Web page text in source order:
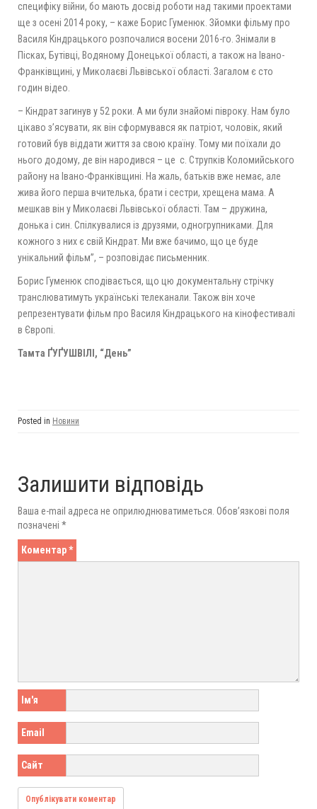
специфіку війни, бо мають досвід роботи над такими проектами
ще з осені 2014 року, – каже Борис Гуменюк. Зйомки фільму про
Василя Кіндрацького розпочалися восени 2016-го. Знімали в
Пісках, Бутівці, Водяному Донецької області, а також на Івано-
Франківщині, у Миколаєві Львівської області. Загалом є сто
годин відео.
– Кіндрат загинув у 52 роки. А ми були знайомі півроку. Нам було
цікаво з’ясувати, як він сформувався як патріот, чоловік, який
готовий був віддати життя за свою країну. Тому ми поїхали до
нього додому, де він народився – це с. Струпків Коломийського
району на Івано-Франківщині. На жаль, батьків вже немає, але
жива його перша вчителька, брати і сестри, хрещена мама. А
мешкав він у Миколаєві Львівської області. Там – дружина,
донька і син. Спілкувалися із друзями, одногрупниками. Для
кожного з них є свій Кіндрат. Ми вже бачимо, що це буде
унікальний фільм”, – розповідає письменник.
Борис Гуменюк сподівається, що цю документальну стрічку
транслюватимуть українські телеканали. Також він хоче
репрезентувати фільм про Василя Кіндрацького на кінофестивалі
в Європі.
Тамта ҐУҐУШВІЛІ, “День”
Posted in Новини
Залишити відповідь
Ваша e-mail адреса не оприлюднюватиметься. Обов’язкові поля
позначені *
Коментар*
Ім'я
Email
Сайт